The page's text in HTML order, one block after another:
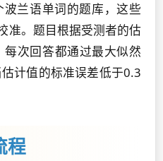
波兰语单词的题库，这些
准。题目根据受测者的估
次回答都通过最大似然
计值的标准误差低于0.3
程